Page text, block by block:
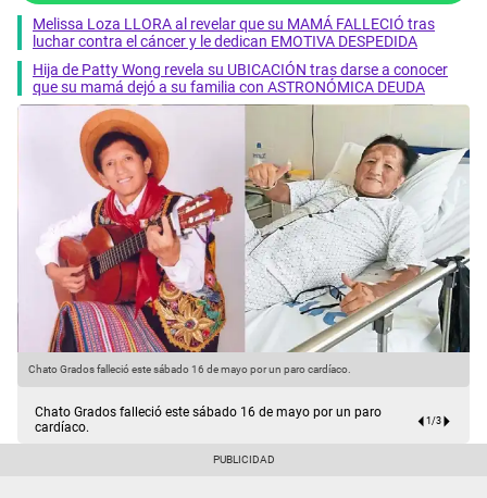
Melissa Loza LLORA al revelar que su MAMÁ FALLECIÓ tras
luchar contra el cáncer y le dedican EMOTIVA DESPEDIDA
Hija de Patty Wong revela su UBICACIÓN tras darse a conocer
que su mamá dejó a su familia con ASTRONÓMICA DEUDA
Chato Grados falleció este sábado 16 de mayo por un paro cardíaco.
Chato Grados falleció este sábado 16 de mayo por un paro
cardíaco.
1/3